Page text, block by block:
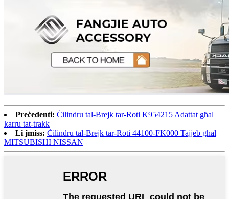
Preċedenti: Ċilindru tal-Brejk tar-Roti K954215 Adattat għal
karru tat-trakk
Li jmiss: Ċilindru tal-Brejk tar-Roti 44100-FK000 Tajjeb għal
MITSUBISHI NISSAN